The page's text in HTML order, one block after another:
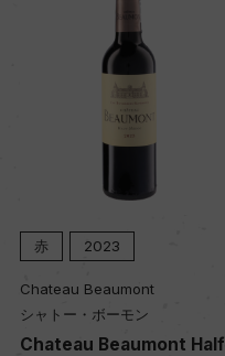
赤 2023
Chateau Beaumont
シャトー・ボーモン
Chateau Beaumont Half